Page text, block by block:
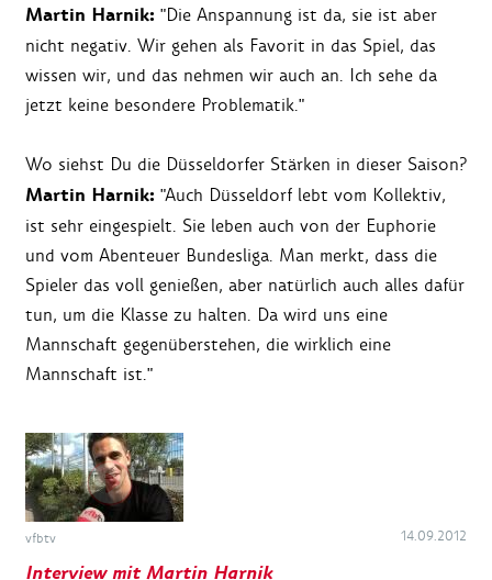
Martin Harnik: "Die Anspannung ist da, sie ist aber
nicht negativ. Wir gehen als Favorit in das Spiel, das
wissen wir, und das nehmen wir auch an. Ich sehe da
jetzt keine besondere Problematik."
Wo siehst Du die Düsseldorfer Stärken in dieser Saison?
Martin Harnik: "Auch Düsseldorf lebt vom Kollektiv,
ist sehr eingespielt. Sie leben auch von der Euphorie
und vom Abenteuer Bundesliga. Man merkt, dass die
Spieler das voll genießen, aber natürlich auch alles dafür
tun, um die Klasse zu halten. Da wird uns eine
Mannschaft gegenüberstehen, die wirklich eine
Mannschaft ist."
vfbtv 14.09.2012
Interview mit Martin Harnik